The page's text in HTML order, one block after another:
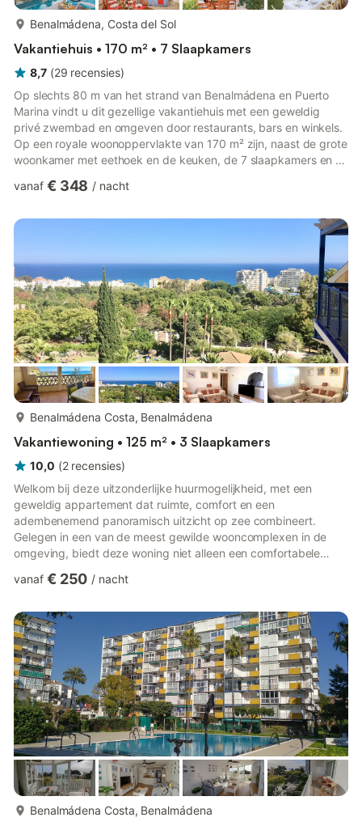
Benalmádena, Costa del Sol
Vakantiehuis • 170 m² • 7 Slaapkamers
8,7 (29 recensies)
Op slechts 80 m van het strand van Benalmádena en Puerto
Marina vindt u dit gezellige vakantiehuis met een geweldig
privé zwembad en omgeven door restaurants, bars en winkels.
Op een royale woonoppervlakte van 170 m² zijn, naast de grote
woonkamer met eethoek en de keuken, de 7 slaapkamers en 8
voor een vakantie met het hele gezin of vrienden en is optimaal
Ook kunt u op enkele kilometers afstand de golfbaan van
Torrequebrada bereiken en met het hele gezin dagtochten
vanaf € 348 / nacht
Benalmádena Costa, Benalmádena
Vakantiewoning • 125 m² • 3 Slaapkamers
10,0 (2 recensies)
Welkom bij deze uitzonderlijke huurmogelijkheid, met een
geweldig appartement dat ruimte, comfort en een
adembenemend panoramisch uitzicht op zee combineert.
Gelegen in een van de meest gewilde wooncomplexen in de
omgeving, biedt deze woning niet alleen een comfortabele
zijn om uw levensstijl te verbeteren. Bij binnenkomst wordt u
biedt voor ontspanning en entertainment. De volledig uitgeruste
keuken is perfect voor het bereiden van heerlijke maaltijden,
compleet met moderne app...
vanaf € 250 / nacht
Benalmádena Costa, Benalmádena